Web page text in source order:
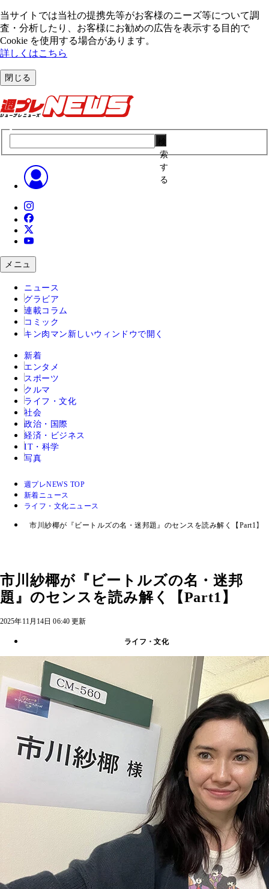
当サイトでは当社の提携先等がお客様のニーズ等について調
査・分析したり、お客様にお勧めの広告を表⽰する⽬的で
Cookie を使⽤する場合があります。
詳しくはこちら
閉じる
索
す
る
メニュ
ニュース
グラビア
連載コラム
コミック
キン肉マン 新しいウィンドウで開く
新着
エンタメ
スポーツ
クルマ
ライフ・文化
社会
政治・国際
経済・ビジネス
IT・科学
写真
週プレNEWS TOP
新着ニュース
ライフ・文化ニュース
市川紗椰が『ビートルズの名・迷邦題』のセンスを読み解く【Part1】
市川紗椰が『ビートルズの名・迷邦
題』のセンスを読み解く【Part1】
2025年11月14日 06:40 更新
ライフ・文化